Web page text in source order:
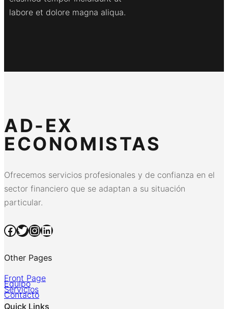
labore et dolore magna aliqua.
AD-EX
ECONOMISTAS
Ofrecemos servicios profesionales y de confianza en el
sector financiero que se adaptan a su situación
particular.
Facebook Twitter InstagramLinkedIn
Other Pages
Front Page
Equipo
Servicios
Contacto
Quick Links